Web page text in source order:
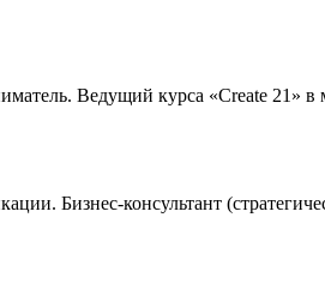
Ведущий курса «Create 21»
Бизнес-консультант